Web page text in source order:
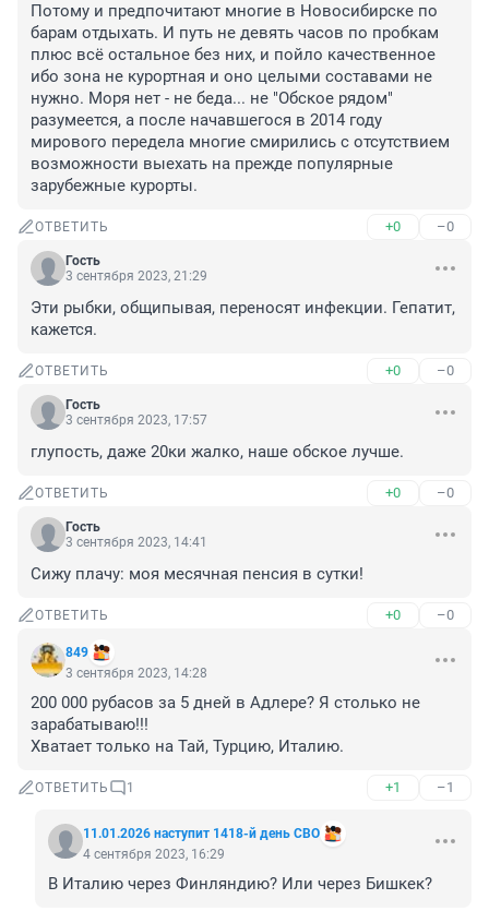
Потому и предпочитают многие в Новосибирске по
барам отдыхать. И путь не девять часов по пробкам
плюс всё остальное без них, и пойло качественное
ибо зона не курортная и оно целыми составами не
нужно. Моря нет - не беда... не "Обское рядом"
разумеется, а после начавшегося в 2014 году
мирового передела многие смирились с отсутствием
возможности выехать на прежде популярные
зарубежные курорты.
ОТВЕТИТЬ +0 –0
Гость
3 сентября 2023, 21:29
Эти рыбки, общипывая, переносят инфекции. Гепатит,
кажется.
ОТВЕТИТЬ +0 –0
Гость
3 сентября 2023, 17:57
глупость, даже 20ки жалко, наше обское лучше.
ОТВЕТИТЬ +0 –0
Гость
3 сентября 2023, 14:41
Сижу плачу: моя месячная пенсия в сутки!
ОТВЕТИТЬ +0 –0
849
3 сентября 2023, 14:28
200 000 рубасов за 5 дней в Адлере? Я столько не
зарабатываю!!!
Хватает только на Тай, Турцию, Италию.
ОТВЕТИТЬ 1 +1 –1
11.01.2026 наступит 1418-й день СВО
4 сентября 2023, 16:29
В Италию через Финляндию? Или через Бишкек?